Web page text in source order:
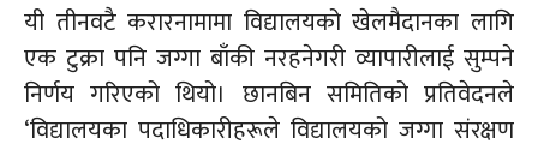
यी तीनवटै करारनामामा विद्यालयको खेलमैदानका लागि
एक टुक्रा पनि जग्गा बाँकी नरहनेगरी व्यापारीलाई सुम्पने
निर्णय गरिएको थियो। छानबिन समितिको प्रतिवेदनले
‘विद्यालयका पदाधिकारीहरूले विद्यालयको जग्गा संरक्षण